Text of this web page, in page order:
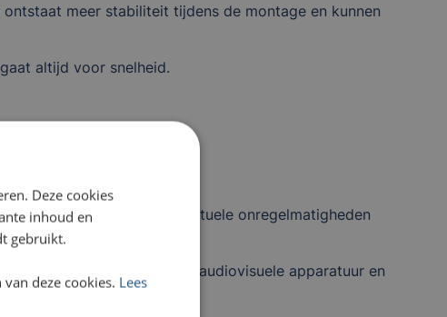
meer stabiliteit tijdens de montage en kunnen
altijd voor snelheid.
Hierdoor kunnen eventuele onregelmatigheden
waarbij ook verlichting, audiovisuele apparatuur en
Deze cookies
inhoud en
gebruikt.
deze cookies. Lees